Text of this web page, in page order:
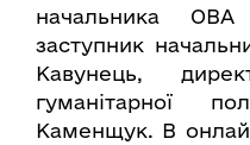
начальника ОВА
заступник
Кавунець,
гуманітарної
Каменщук. В